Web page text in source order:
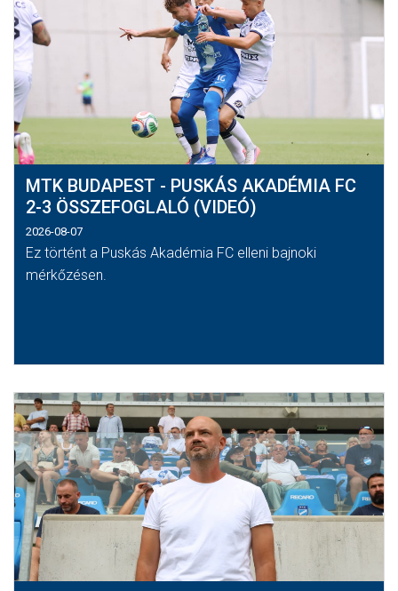
MTK BUDAPEST - PUSKÁS AKADÉMIA FC
2-3 ÖSSZEFOGLALÓ (VIDEÓ)
2026-08-07
Ez történt a Puskás Akadémia FC elleni bajnoki
mérkőzésen.